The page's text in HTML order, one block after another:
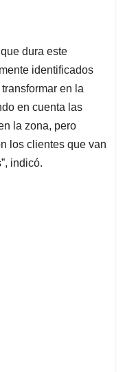
dura este
identificados
en la
en cuenta las
la zona, pero
los clientes que van
indicó.